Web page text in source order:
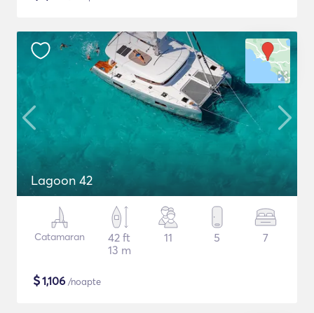
Lagoon 42
Catamaran
42 ft
13 m
11 5 7
$1,106 /noapte